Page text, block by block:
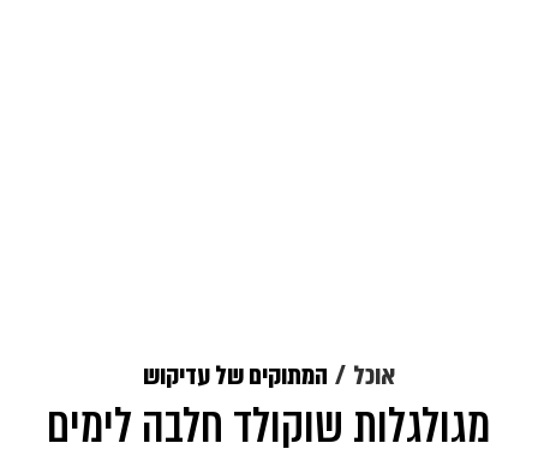
אוכל המתוקים של עדיקוש
מגולגלות שוקולד חלבה לימים